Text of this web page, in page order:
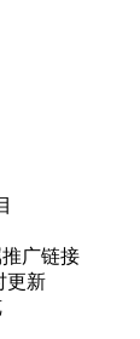
广链接
更新